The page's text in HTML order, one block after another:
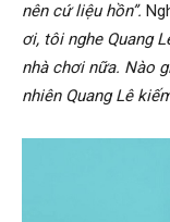
nên cứ liệu hồn”.
ơi, tôi nghe Quang
nhà chơi nữa. Nào
nhiên Quang Lê